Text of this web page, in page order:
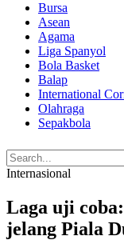
Bursa
Asean
Agama
Liga Spanyol
Bola Basket
Balap
International
Olahraga
Sepakbola
Search
for:
Internasional
Laga uji
jelang Piala